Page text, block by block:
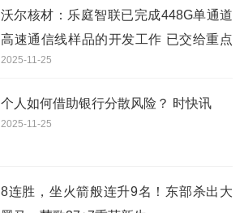
沃尔核材：乐庭智联已完成448G单通道
高速通信线样品的开发工作 已交给重点
客户验证中
2025-11-25
个人如何借助银行分散风险？ 时快讯
2025-11-25
8连胜，坐火箭般连升9名！东部杀出大